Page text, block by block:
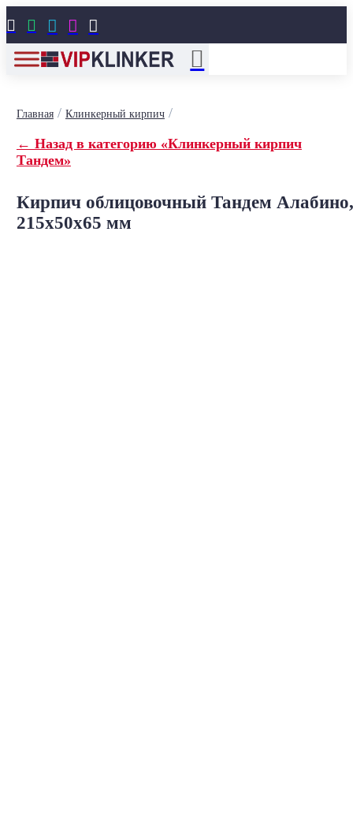
    
Главная/ Клинкерный кирпич/
← Назад в категорию «Клинкерный кирпич
Тандем»
Кирпич облицовочный Тандем Алабино,
215x50x65 мм